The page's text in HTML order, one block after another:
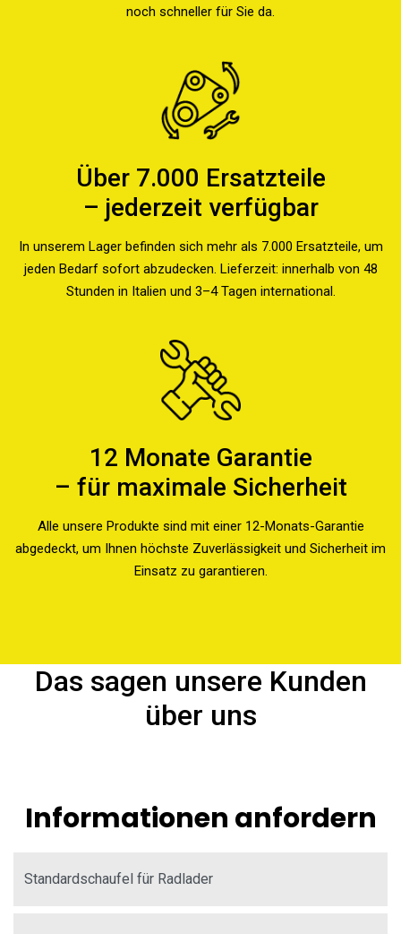
noch schneller für Sie da.
Über 7.000 Ersatzteile
– jederzeit verfügbar
In unserem Lager befinden sich mehr als 7.000 Ersatzteile, um
jeden Bedarf sofort abzudecken. Lieferzeit: innerhalb von 48
Stunden in Italien und 3–4 Tagen international.
12 Monate Garantie
– für maximale Sicherheit
Alle unsere Produkte sind mit einer 12-Monats-Garantie
abgedeckt, um Ihnen höchste Zuverlässigkeit und Sicherheit im
Einsatz zu garantieren.
Das sagen unsere Kunden
über uns
Informationen anfordern